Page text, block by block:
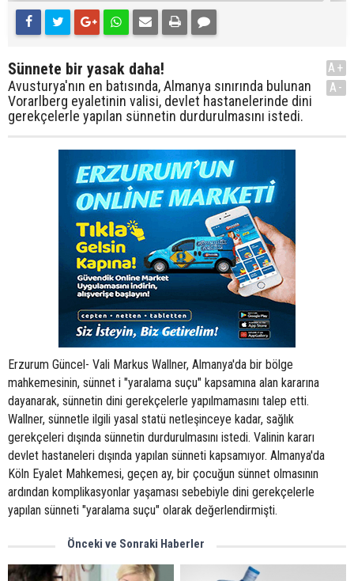
Sünnete bir yasak daha!
Avusturya'nın en batısında, Almanya sınırında bulunan
Vorarlberg eyaletinin valisi, devlet hastanelerinde dini
gerekçelerle yapılan sünnetin durdurulmasını istedi.
A+
A-
Erzurum Güncel- Vali Markus Wallner, Almanya'da bir bölge
mahkemesinin, sünnet i "yaralama suçu" kapsamına alan kararına
dayanarak, sünnetin dini gerekçelerle yapılmamasını talep etti.
Wallner, sünnetle ilgili yasal statü netleşinceye kadar, sağlık
gerekçeleri dışında sünnetin durdurulmasını istedi. Valinin kararı
devlet hastaneleri dışında yapılan sünneti kapsamıyor. Almanya'da
Köln Eyalet Mahkemesi, geçen ay, bir çocuğun sünnet olmasının
ardından komplikasyonlar yaşaması sebebiyle dini gerekçelerle
yapılan sünneti "yaralama suçu" olarak değerlendirmişti.
Önceki ve Sonraki Haberler